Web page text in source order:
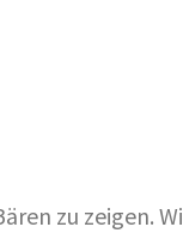
zu zeigen.